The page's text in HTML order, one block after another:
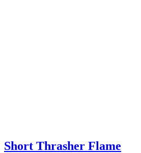
Short Thrasher Flame